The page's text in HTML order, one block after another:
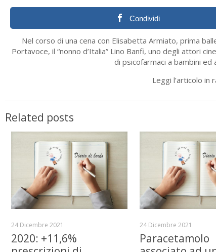
Condividi
Nel corso di una cena con Elisabetta Armiato, prima
Portavoce, il “nonno d’Italia” Lino Banfi, uno degli attori
di psicofarmaci a bambini ed
Leggi l’articolo in
Related posts
24 Dicembre 2021
2020: +11,6%
24 Dicembre 2021
Paracetamolo